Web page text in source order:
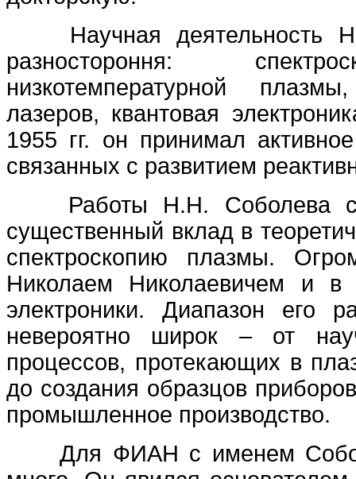
Научная деятельность
разностороння:
низкотемпературной
лазеров, квантовая
1955 гг. он принимал
связанных с развитием
Работы Н.Н. Соболева с
существенный вклад в
спектроскопию плазмы.
Николаем Николаевичем и в
электроники. Диапазон его
невероятно широк – от
процессов, протекающих в
до создания образцов
промышленное производство.
Для ФИАН с именем